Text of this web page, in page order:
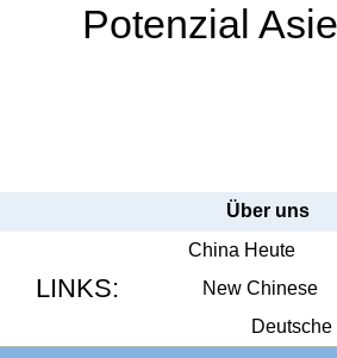
Potenzial
Über uns
LINKS:
China Heute
New Chinese